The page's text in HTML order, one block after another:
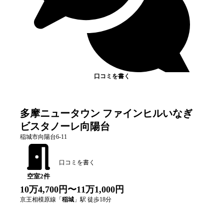
口コミを書く
多摩ニュータウン ファインヒルいなぎ
ビスタノーレ向陽台
稲城市向陽台6-11
空室2件
口コミを書く
10万4,700円〜11万1,000円
京王相模原線 「 稲城 」駅 徒歩18分